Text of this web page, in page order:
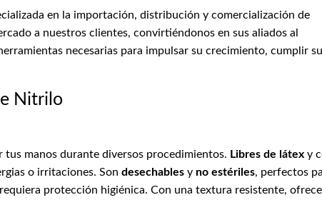
en la importación, distribución y comercialización de
a nuestros clientes, convirtiéndonos en sus aliados al
necesarias para impulsar su crecimiento, cumplir
Nitrilo
manos durante diversos procedimientos. Libres de látex y
o irritaciones. Son desechables y no estériles, perfectos
protección higiénica. Con una textura resistente,